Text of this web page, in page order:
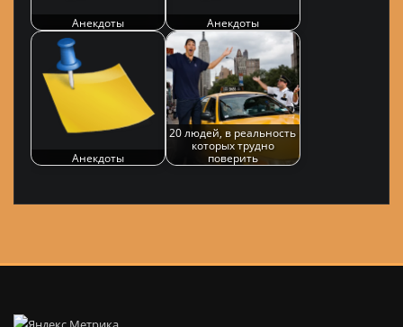
Анекдоты Анекдоты
Анекдоты
20 людей, в реальность
которых трудно
поверить